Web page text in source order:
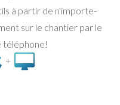
à partir de n'importe-
sur le chantier par le
téléphone!
+